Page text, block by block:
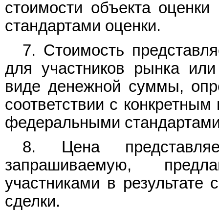
стоимости объекта
стандартами оценки.
7. Стоимость
для участников рынка
виде денежной суммы,
соответствии с
федеральными
8. Цена
запрашиваемую,
участниками в результате
сделки.